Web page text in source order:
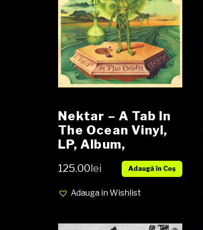
Nektar – A Tab In
The Ocean Vinyl,
LP, Album,
Gatefold media
VG+ cover VG
125.00lei Adaugă în Coș
Adauga in Wishlist